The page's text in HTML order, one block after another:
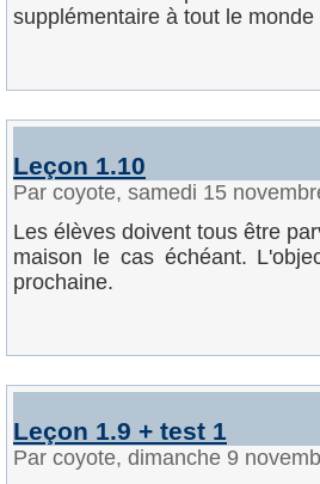
supplémentaire à tout le
Leçon 1.10
Par coyote, samedi 15
Les élèves doivent tous être
maison le cas échéant.
prochaine.
Leçon 1.9 + test 1
Par coyote, dimanche 9